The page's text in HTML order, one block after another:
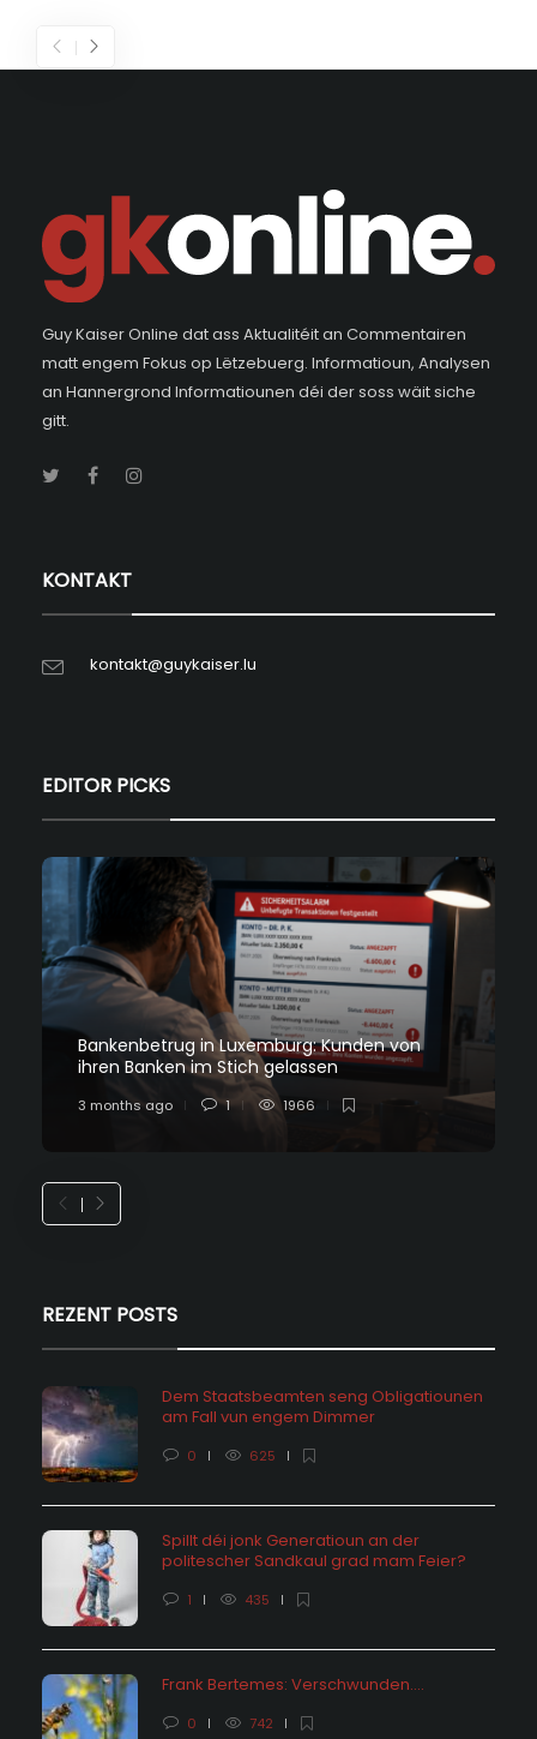
Guy Kaiser Online dat ass Aktualitéit an Commentairen
matt engem Fokus op Lëtzebuerg. Informatioun, Analysen
an Hannergrond Informatiounen déi der soss wäit siche
gitt.
KONTAKT
kontakt@guykaiser.lu
EDITOR PICKS
Bankenbetrug in Luxemburg: Kunden von
ihren Banken im Stich gelassen
3 months ago 1 1966
REZENT POSTS
Dem Staatsbeamten seng Obligatiounen
am Fall vun engem Dimmer
0 625
Spillt déi jonk Generatioun an der
politescher Sandkaul grad mam Feier?
1 435
Frank Bertemes: Verschwunden….
0 742